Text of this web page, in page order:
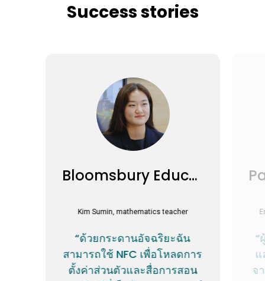
Success stories
Bloomsbury Education
Kim Sumin, mathematics teacher
“ด้วยกระดานอัจฉริยะฉัน
สามารถใช้ NFC เพื่อโหลดการ
ตั้งค่าส่วนตัวและสื่อการสอน
“
แ
จ